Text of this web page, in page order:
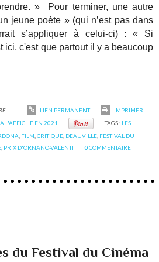
» Pour terminer, une autre
jeune poète » (qui n’est pas dans
s’appliquer à celui-ci) : « Si
ici, c'est que partout il y a beaucoup
LIEN PERMANENT
IMPRIMER
L'AFFICHE EN 2021 TAGS : LES
FILM ,CRITIQUE DEAUVILLE FESTIVAL DU
PRIX D'ORNANO-VALENTI 0COMMENTAIRE
du Festival du Cinéma